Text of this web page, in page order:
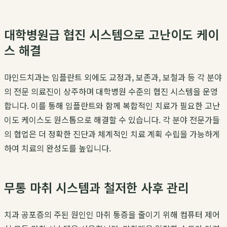
대학병원급 협진 시스템으로 고난이도 케이
스 해결
마인드치과는 임플란트 외에도 교정과, 보존과, 보철과 등 각 분야
의 전문 의료진이 상주하며 대학병원 수준의 협진 시스템을 운영
합니다. 이를 통해 임플란트와 함께 복합적인 치료가 필요한 고난
이도 케이스도 원스톱으로 해결할 수 있습니다. 각 분야 전문가들
의 협업은 더 정확한 진단과 체계적인 치료 계획 수립을 가능하게
하여 치료의 완성도를 높입니다.
무통 마취 시스템과 철저한 사후 관리
치과 공포증의 주된 원인인 마취 통증을 줄이기 위해 컴퓨터 제어